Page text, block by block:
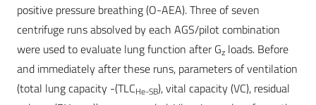
positive pressure breathing (O-AEA). Three of seven
centrifuge runs absolved by each AGS/pilot combination
were used to evaluate lung function after Gz loads. Before
and immediately after these runs, parameters of ventilation
(total lung capacity -(TLCHe-SB), vital capacity (VC), residual